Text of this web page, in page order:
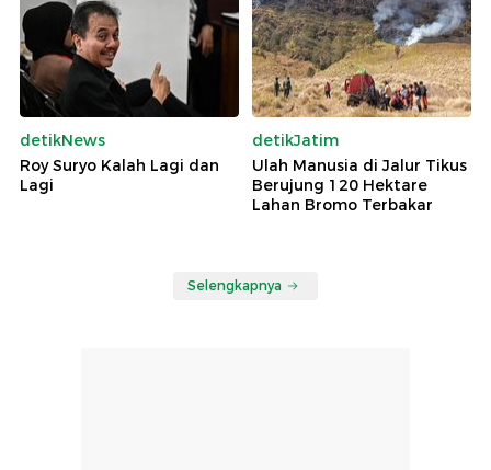
detikNews
Roy Suryo Kalah Lagi dan
Lagi
detikJatim
Ulah Manusia di Jalur Tikus
Berujung 120 Hektare
Lahan Bromo Terbakar
Selengkapnya